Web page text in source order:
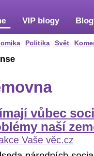
Politika Svět
VIP blogy
vůbec
naší
Vaše věc.cz